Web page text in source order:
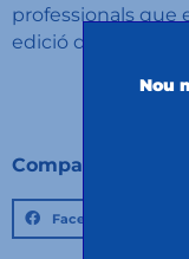
professionals que
edició de la SITL
Compartir:
Facebook
Nou